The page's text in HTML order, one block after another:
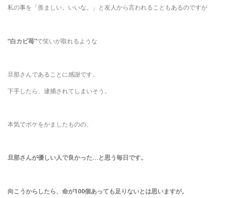
私の事を「羨ましい。いいな。」と友人から言われることもあるのですが
“白カビ苺”で笑いが取れるような
旦那さんであることに感謝です。
下手したら、逮捕されてしまいそう。
本気でボケをかましたものの、
旦那さんが優しい人で良かった…と思う毎日です。
向こうからしたら、命が100個あっても足りないとは思いますが。